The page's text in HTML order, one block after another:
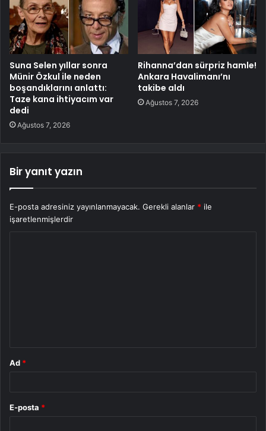
Suna Selen yıllar sonra
Münir Özkul ile neden
boşandıklarını anlattı:
Taze kana ihtiyacım var
dedi
Ağustos 7, 2026
Rihanna’dan sürpriz hamle!
Ankara Havalimanı’nı
takibe aldı
Ağustos 7, 2026
Bir yanıt yazın
E-posta adresiniz yayınlanmayacak. Gerekli alanlar * ile
işaretlenmişlerdir
Ad *
E-posta *